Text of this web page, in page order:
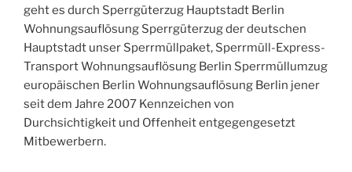
geht es durch Sperrgüterzug Hauptstadt Berlin
Wohnungsauflösung Sperrgüterzug der deutschen
Hauptstadt unser Sperrmüllpaket, Sperrmüll-Express-
Transport Wohnungsauflösung Berlin Sperrmüllumzug
europäischen Berlin Wohnungsauflösung Berlin jener
seit dem Jahre 2007 Kennzeichen von
Durchsichtigkeit und Offenheit entgegengesetzt
Mitbewerbern.